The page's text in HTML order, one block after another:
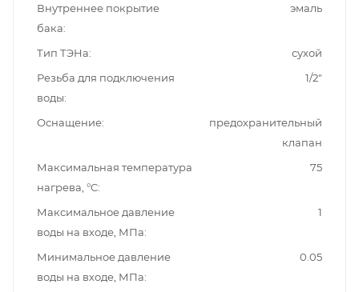
Внутреннее покрытие
бака
эмаль
Тип ТЭНа
сухой
Резьба для подключения
воды
1/2"
Оснащение
предохранительный
клапан
Максимальная температура
нагрева, °C
75
Максимальное давление
воды на входе, МПа
1
Минимальное давление
воды на входе, МПа
0.05